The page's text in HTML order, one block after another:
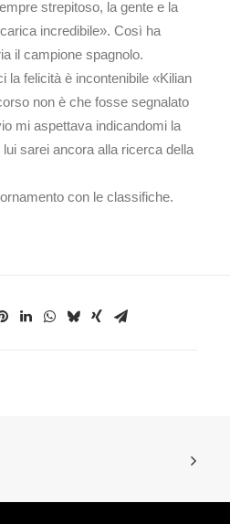
strepitoso, la gente e la
incredibile». Così ha
il campione spagnolo.
la felicità è incontenibile «Kilian
non è che fosse segnalato
mi aspettava indicandomi la
sarei ancora alla ricerca della
con le classifiche.